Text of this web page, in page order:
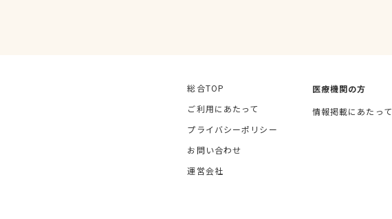
総合TOP
ご利用にあたって
プライバシーポリシー
お問い合わせ
運営会社
医療機関の方
情報掲載にあたって